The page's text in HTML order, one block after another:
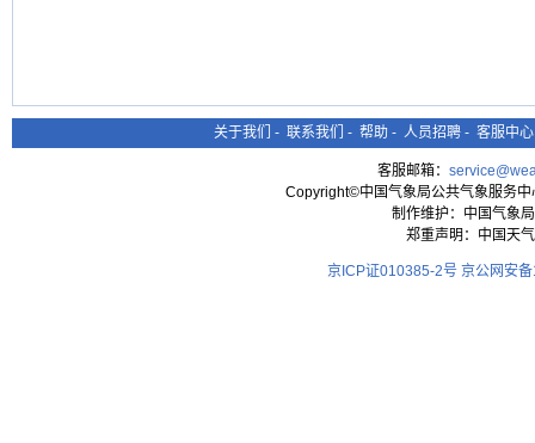
关于我们 - 联系我们 - 帮助 - 人员招聘 - 客服中心
客服邮箱：
Copyright©中国气象局公共气象服务
制作维护：中国气象
郑重声明：中国天
京ICP证010385-2号 京公网安